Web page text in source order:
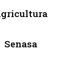
Senasa